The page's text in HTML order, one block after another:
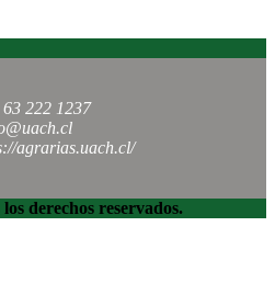
222 1237
agrarias.uach.cl/
derechos reservados.